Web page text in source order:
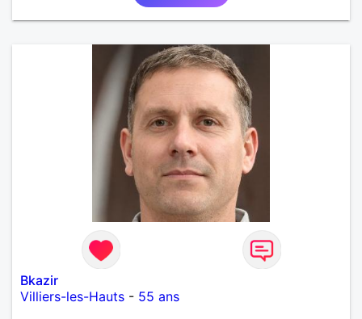
Bkazir
Villiers-les-Hauts - 55 ans